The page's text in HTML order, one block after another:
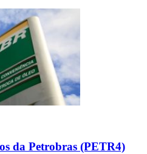
da Petrobras (PETR4)